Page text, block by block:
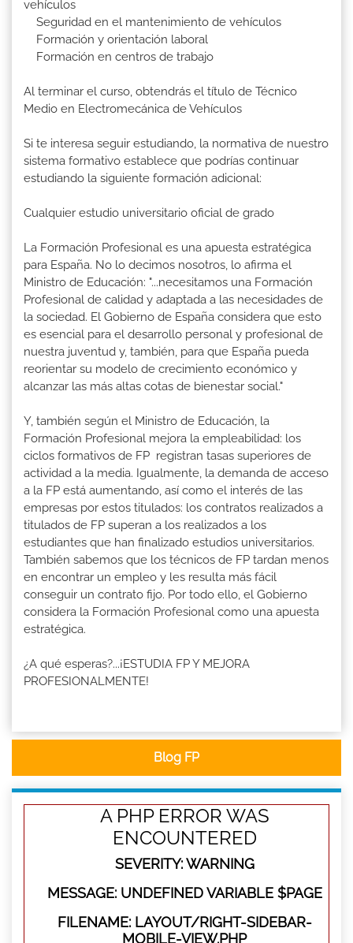
vehículos
Seguridad en el mantenimiento de vehículos
Formación y orientación laboral
Formación en centros de trabajo
Al terminar el curso, obtendrás el título de Técnico
Medio en Electromecánica de Vehículos
Si te interesa seguir estudiando, la normativa de nuestro
sistema formativo establece que podrías continuar
estudiando la siguiente formación adicional:
Cualquier estudio universitario oficial de grado
La Formación Profesional es una apuesta estratégica
para España. No lo decimos nosotros, lo afirma el
Ministro de Educación: "...necesitamos una Formación
Profesional de calidad y adaptada a las necesidades de
la sociedad. El Gobierno de España considera que esto
es esencial para el desarrollo personal y profesional de
nuestra juventud y, también, para que España pueda
reorientar su modelo de crecimiento económico y
alcanzar las más altas cotas de bienestar social."
Y, también según el Ministro de Educación, la
Formación Profesional mejora la empleabilidad: los
ciclos formativos de FP registran tasas superiores de
actividad a la media. Igualmente, la demanda de acceso
a la FP está aumentando, así como el interés de las
empresas por estos titulados: los contratos realizados a
titulados de FP superan a los realizados a los
estudiantes que han finalizado estudios universitarios.
También sabemos que los técnicos de FP tardan menos
en encontrar un empleo y les resulta más fácil
conseguir un contrato fijo. Por todo ello, el Gobierno
considera la Formación Profesional como una apuesta
estratégica.
¿A qué esperas?...¡ESTUDIA FP Y MEJORA
PROFESIONALMENTE!
Blog FP
A PHP ERROR WAS
ENCOUNTERED
SEVERITY: WARNING
MESSAGE: UNDEFINED VARIABLE $PAGE
FILENAME: LAYOUT/RIGHT-SIDEBAR-
MOBILE-VIEW.PHP